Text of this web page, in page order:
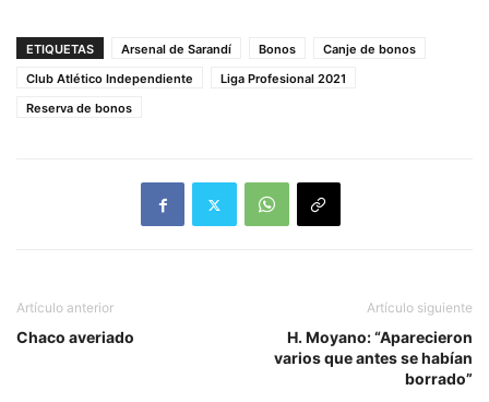
ETIQUETAS Arsenal de Sarandí Bonos
Canje de bonos
Club Atlético Independiente
Liga Profesional 2021
Reserva de bonos
Artículo anterior
Chaco averiado
Artículo siguiente
H. Moyano: “Aparecieron
varios que antes se habían
borrado”